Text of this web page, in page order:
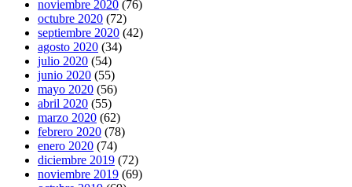
noviembre 2020 (76)
octubre 2020 (72)
septiembre 2020 (42)
agosto 2020 (34)
julio 2020 (54)
junio 2020 (55)
mayo 2020 (56)
abril 2020 (55)
marzo 2020 (62)
febrero 2020 (78)
enero 2020 (74)
diciembre 2019 (72)
noviembre 2019 (69)